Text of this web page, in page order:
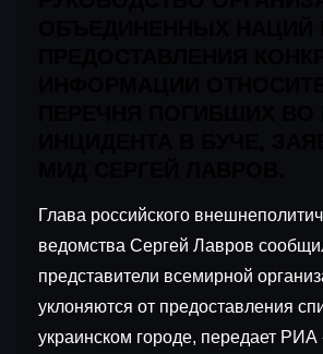
Глава российского
ведомства Сергей Лавров
представители всемирной
уклоняются от предоставления
украинском городе, передает РИА